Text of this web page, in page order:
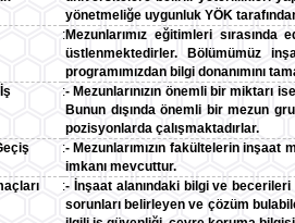
yönetmeliğe uygunluk YÖK
:Mezunlarımız eğitimleri
üstlenmektedirler. Bölümümüz
programımızdan bilgi donanımını
:- Mezunlarınızın önemli bir miktarı
Bunun dışında önemli bir mezun
pozisyonlarda çalışmaktadırlar.
:- Mezunlarımızın fakültelerin
imkanı mevcuttur.
:- İnşaat alanındaki bilgi ve
sorunları belirleyen ve çözüm